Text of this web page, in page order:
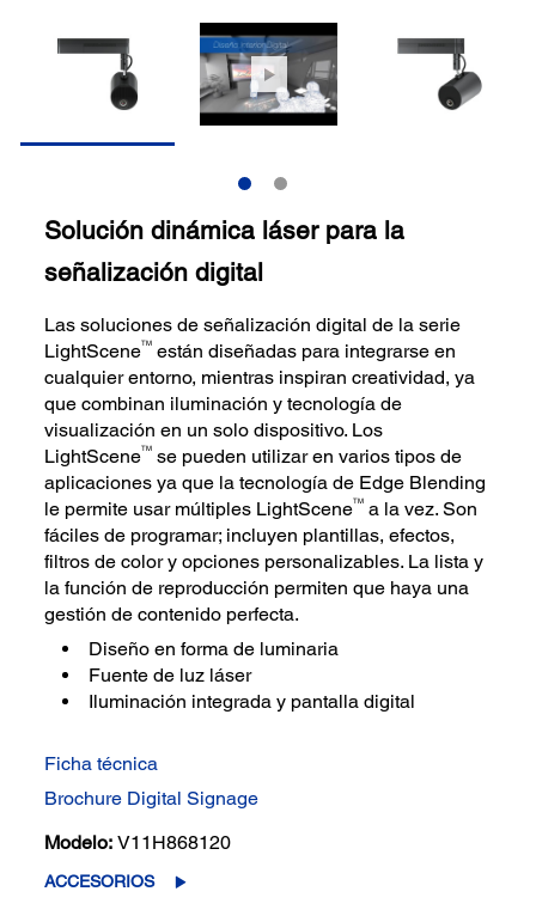
Solución dinámica láser para la
señalización digital
Las soluciones de señalización digital de la serie
LightSceneTM están diseñadas para integrarse en
cualquier entorno, mientras inspiran creatividad, ya
que combinan iluminación y tecnología de
visualización en un solo dispositivo. Los
LightSceneTM se pueden utilizar en varios tipos de
aplicaciones ya que la tecnología de Edge Blending
le permite usar múltiples LightSceneTM a la vez. Son
fáciles de programar; incluyen plantillas, efectos,
filtros de color y opciones personalizables. La lista y
la función de reproducción permiten que haya una
gestión de contenido perfecta.
Diseño en forma de luminaria
Fuente de luz láser
Iluminación integrada y pantalla digital
Ficha técnica
Brochure Digital Signage
Modelo: V11H868120
ACCESORIOS